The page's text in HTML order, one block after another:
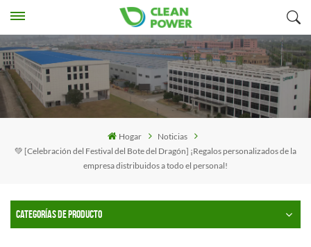
Hogar
Noticias
💚 [Celebración del Festival del Bote del Dragón] ¡Regalos personalizados de la
empresa distribuidos a todo el personal!
CATEGORÍAS DE PRODUCTO